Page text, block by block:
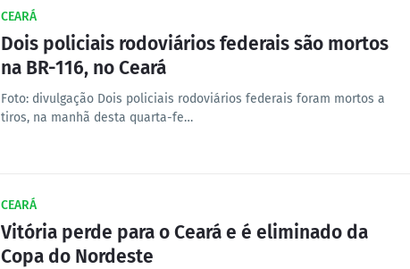
CEARÁ
Dois policiais rodoviários federais são mortos
na BR-116, no Ceará
Foto: divulgação Dois policiais rodoviários federais foram mortos a
tiros, na manhã desta quarta-fe…
CEARÁ
Vitória perde para o Ceará e é eliminado da
Copa do Nordeste